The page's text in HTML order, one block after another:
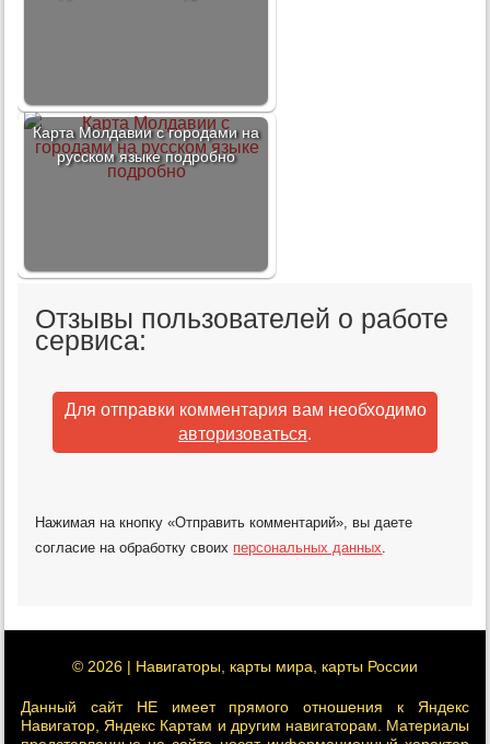
Карта Молдавии с городами на
русском языке подробно
Отзывы пользователей о работе
сервиса:
Для отправки комментария вам необходимо
авторизоваться.
Нажимая на кнопку «Отправить комментарий», вы даете
согласие на обработку своих персональных данных.
© 2026 | Навигаторы, карты мира, карты России
Данный сайт НЕ имеет прямого отношения к Яндекс
Навигатор, Яндекс Картам и другим навигаторам. Материалы